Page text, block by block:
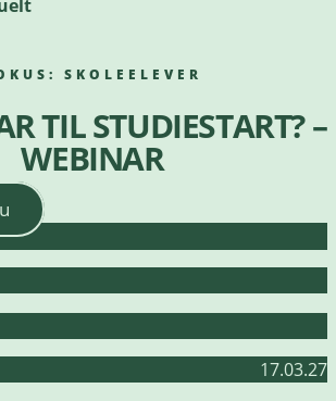
SKOLEELEVER
TIL STUDIESTART? –
WEBINAR
17.03.27